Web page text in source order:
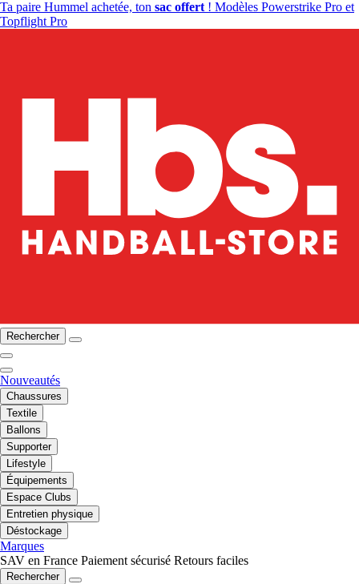
Ta paire Hummel achetée, ton sac offert ! Modèles Powerstrike Pro et
Topflight Pro
Rechercher
Nouveautés
Chaussures
Textile
Ballons
Supporter
Lifestyle
Équipements
Espace Clubs
Entretien physique
Déstockage
Marques
SAV en France Paiement sécurisé Retours faciles
Rechercher